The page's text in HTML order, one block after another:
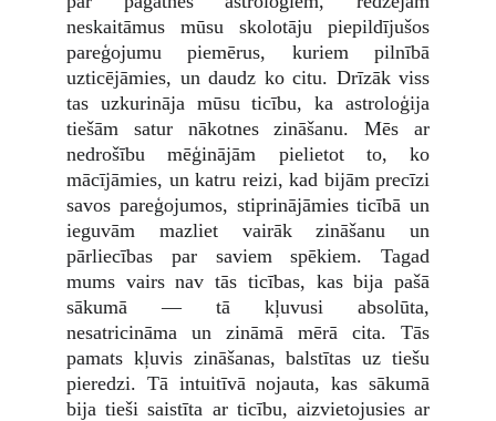
neskaitāmus mūsu skolotāju piepildījušos
pareģojumu piemērus, kuriem pilnībā
uzticējāmies, un daudz ko citu. Drīzāk viss
tas uzkurināja mūsu ticību, ka astroloģija
tiešām satur nākotnes zināšanu. Mēs ar
nedrošību mēģinājām pielietot to, ko
mācījāmies, un katru reizi, kad bijām precīzi
savos pareģojumos, stiprinājāmies ticībā un
ieguvām mazliet vairāk zināšanu un
pārliecības par saviem spēkiem. Tagad
mums vairs nav tās ticības, kas bija pašā
sākumā — tā kļuvusi absolūta,
nesatricināma un zināmā mērā cita. Tās
pamats kļuvis zināšanas, balstītas uz tiešu
pieredzi. Tā intuitīvā nojauta, kas sākumā
bija tieši saistīta ar ticību, aizvietojusies ar